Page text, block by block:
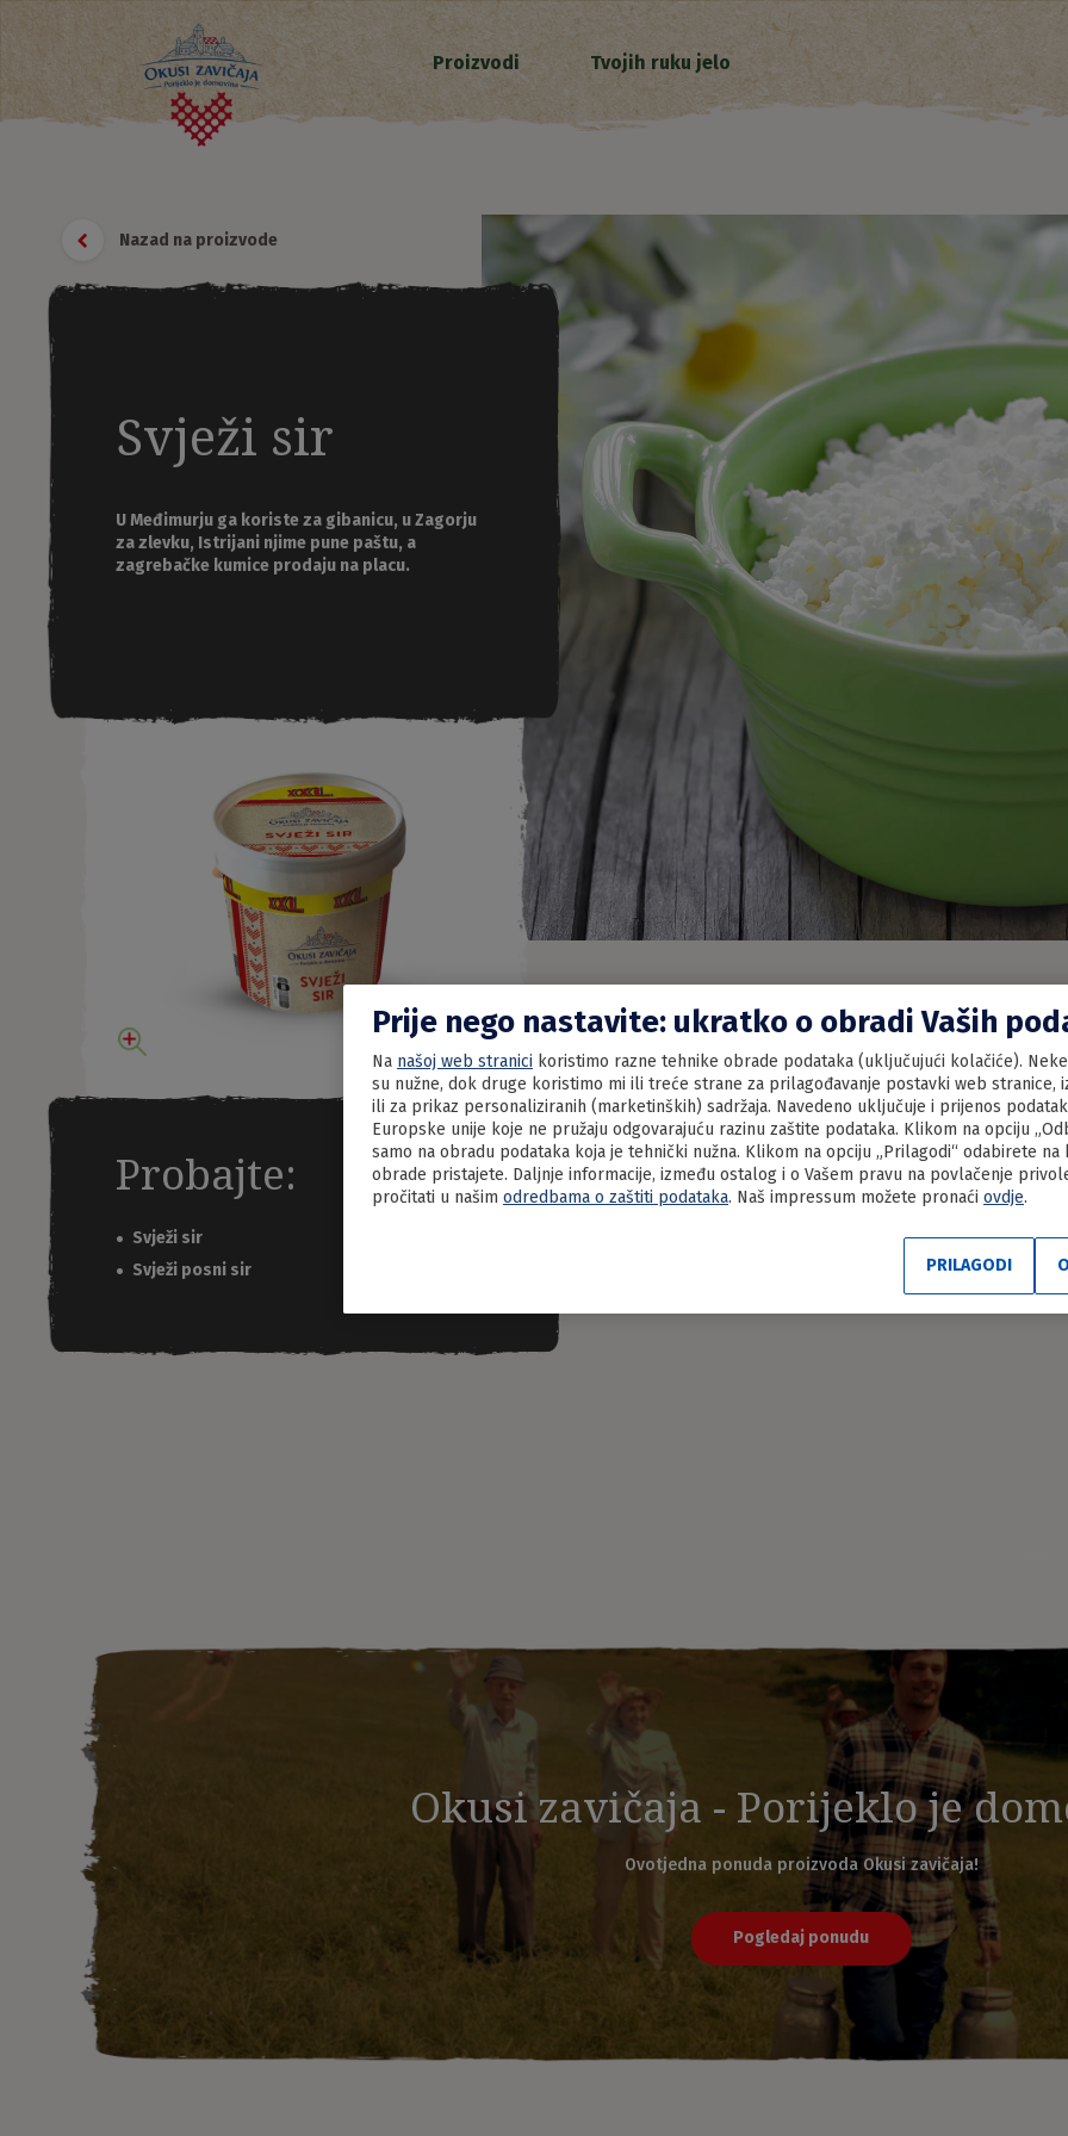
Proizvodi Tvojih ruku jelo
Svježi sir
U Međimurju ga koriste za gibanicu, u Zagorju
za zlevku, Istrijani njime pune paštu, a
zagrebačke kumice prodaju na placu.
Nazad na proizvode
Probajte:
Svježi sir
Svježi posni sir
Svima drag par
Bilo da je posni ili obični, nema onog
svježem siru, pogotovo kad dolazi u
zna se zašto se sir i vrhnje vole toliko,
Okusi zavičaja - Porijeklo je
Ovotjedna ponuda proizvoda Okusi zavičaja!
Pogledaj ponudu
Prije nego nastavite: ukratko o obradi Vaših
Na našoj web stranici koristimo razne tehnike obrade podataka (uključujući kolačiće).
su nužne, dok druge koristimo mi ili treće strane za prilagođavanje postavki web stranice,
ili za prikaz personaliziranih (marketinških) sadržaja. Navedeno uključuje i prijenos
Europske unije koje ne pružaju odgovarajuću razinu zaštite podataka. Klikom na opciju
samo na obradu podataka koja je tehnički nužna. Klikom na opciju „Prilagodi“ odabirete na
obrade pristajete. Daljnje informacije, između ostalog i o Vašem pravu na povlačenje
pročitati u našim odredbama o zaštiti podataka. Naš impressum možete pronaći ovdje.
PRILAGODI